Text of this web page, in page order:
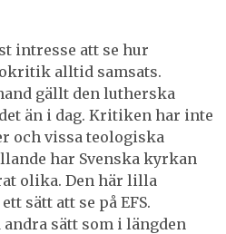
intresse att se hur
alltid samsats.
gällt den lutherska
än i dag. Kritiken har inte
och vissa teologiska
har Svenska kyrkan
olika. Den här lilla
sätt att se på EFS.
sätt som i längden